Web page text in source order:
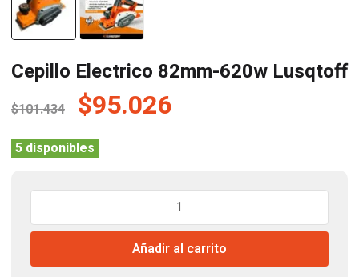
Cepillo Electrico 82mm-620w Lusqtoff
$101.434 El
precio
original
era:
$101.434.
$95.026El
es:
$95.026.
5 disponibles
Cepillo
82mm-
Lusqtoff
Añadir al carrito